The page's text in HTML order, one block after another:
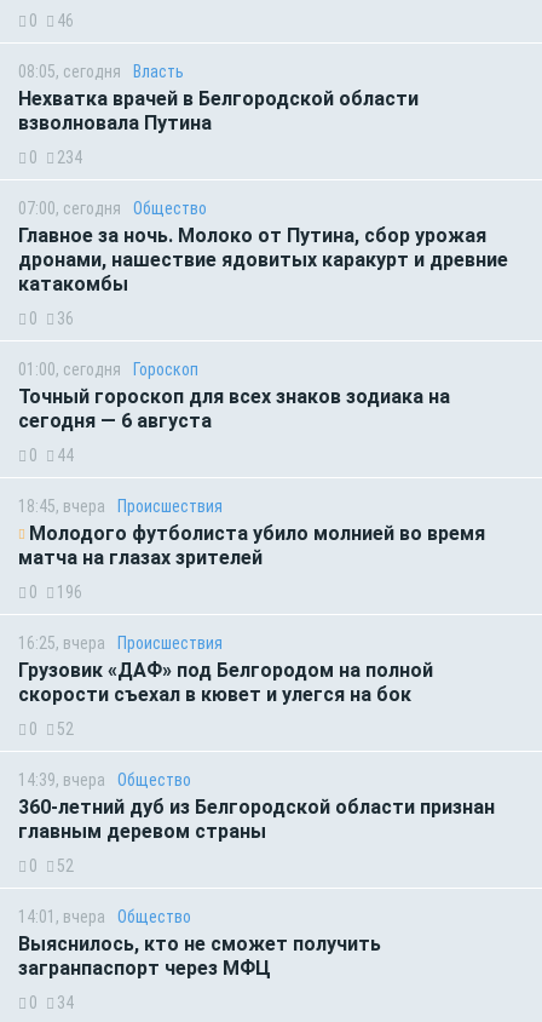
0 46
08:05, сегодня Власть
Нехватка врачей в Белгородской области
взволновала Путина
0 234
07:00, сегодня Общество
Главное за ночь. Молоко от Путина, сбор урожая
дронами, нашествие ядовитых каракурт и древние
катакомбы
0 36
01:00, сегодня Гороскоп
Точный гороскоп для всех знаков зодиака на
сегодня — 6 августа
0 44
18:45, вчера Происшествия
Молодого футболиста убило молнией во время
матча на глазах зрителей
0 196
16:25, вчера Происшествия
Грузовик «ДАФ» под Белгородом на полной
скорости съехал в кювет и улегся на бок
0 52
14:39, вчера Общество
360-летний дуб из Белгородской области признан
главным деревом страны
0 52
14:01, вчера Общество
Выяснилось, кто не сможет получить
загранпаспорт через МФЦ
0 34